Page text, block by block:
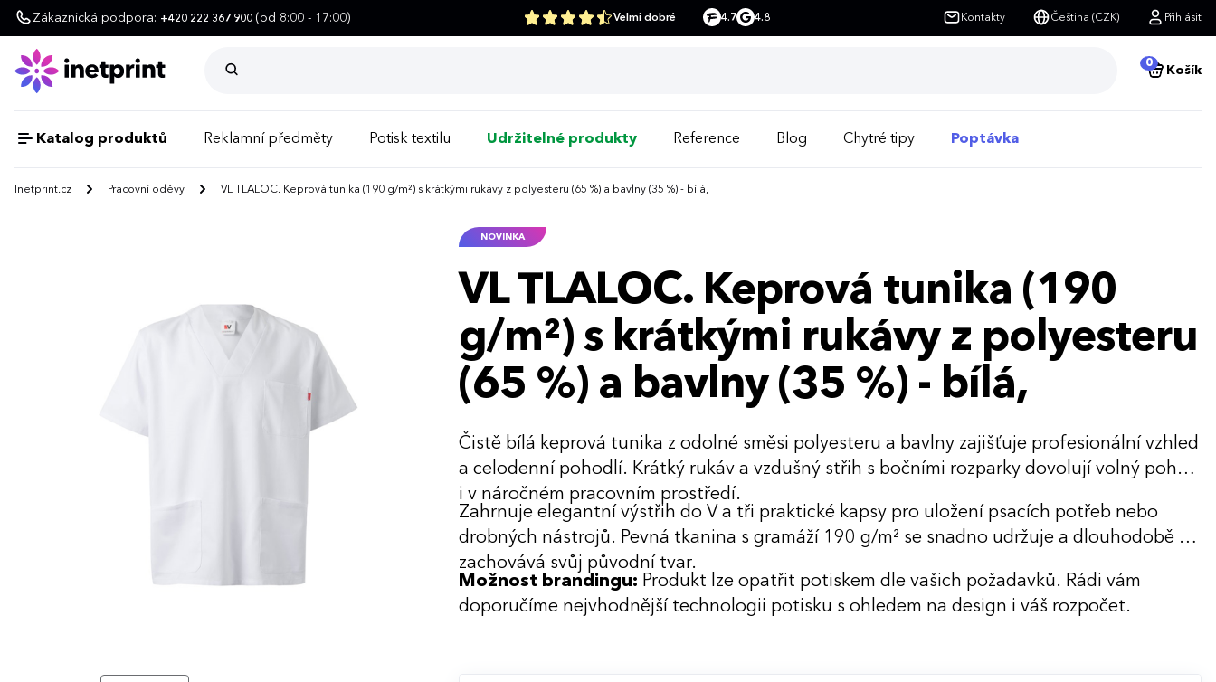
Zákaznická podpora: +420 222 367 900 (od 8:00 - 17:00) Velmi dobré 4.7 4.8 Kontakty Čeština (CZK) Přihlásit
0
Košík
Katalog produktů Reklamní předměty Potisk textilu Udržitelné produkty Reference Blog Chytré tipy Poptávka
Inetprint.cz Pracovní oděvy VL TLALOC. Keprová tunika (190 g/m²) s krátkými rukávy z polyesteru (65 %) a bavlny (35 %) - bílá,
NOVINKA
VL TLALOC. Keprová tunika (190
g/m²) s krátkými rukávy z polyesteru
(65 %) a bavlny (35 %) - bílá,
Čistě bílá keprová tunika z odolné směsi polyesteru a bavlny zajišťuje profesionální vzhled
a celodenní pohodlí. Krátký rukáv a vzdušný střih s bočními rozparky dovolují volný pohyb
i v náročném pracovním prostředí.
Zahrnuje elegantní výstřih do V a tři praktické kapsy pro uložení psacích potřeb nebo
drobných nástrojů. Pevná tkanina s gramáží 190 g/m² se snadno udržuje a dlouhodobě si
zachovává svůj původní tvar.
Možnost brandingu: Produkt lze opatřit potiskem dle vašich požadavků. Rádi vám
doporučíme nejvhodnější technologii potisku s ohledem na design i váš rozpočet.